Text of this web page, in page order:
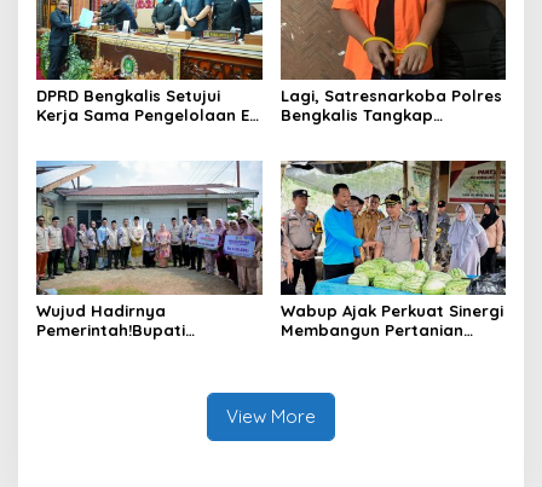
DPRD Bengkalis Setujui
Kerja Sama Pengelolaan E-
Lagi, Satresnarkoba Polres
Bengkalis Tangkap
Wujud Hadirnya
Pemerintah!Bupati
Wabup Ajak Perkuat Sinergi
Membangun Pertanian
View More